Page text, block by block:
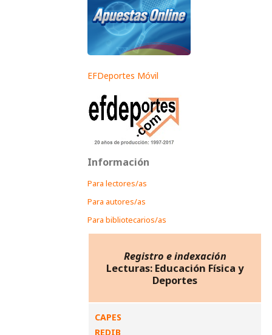
EFDeportes Móvil
Información
Para lectores/as
Para autores/as
Para bibliotecarios/as
Registro e indexación
Lecturas: Educación Física y
Deportes
CAPES
REDIB